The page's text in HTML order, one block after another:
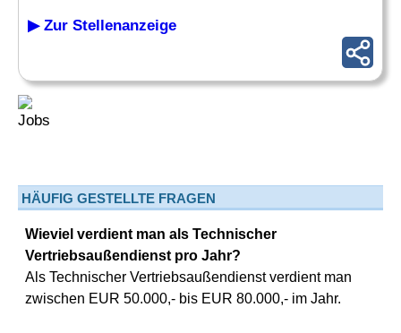
▶ Zur Stellenanzeige
HÄUFIG GESTELLTE FRAGEN
Wieviel verdient man als Technischer
Vertriebsaußendienst pro Jahr?
Als Technischer Vertriebsaußendienst verdient man
zwischen EUR 50.000,- bis EUR 80.000,- im Jahr.